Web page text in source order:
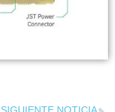
SIGUIENTE NOTICIA